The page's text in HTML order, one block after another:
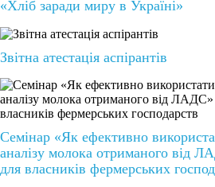
«Хліб заради миру в Україні»
Звітна атестація аспірантів
Семінар «Як ефективно
аналізу молока отриманого від
для власників фермерських